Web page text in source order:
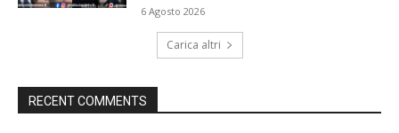
6 Agosto 2026
Carica altri
RECENT COMMENTS